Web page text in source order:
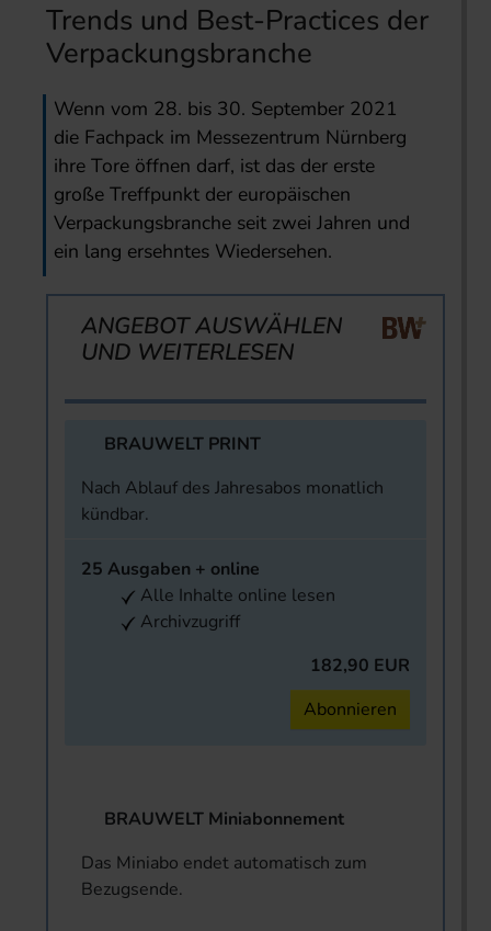
Trends und Best-Practices der
Verpackungsbranche
Wenn vom 28. bis 30. September 2021
die Fachpack im Messezentrum Nürnberg
ihre Tore öffnen darf, ist das der erste
große Treffpunkt der europäischen
Verpackungsbranche seit zwei Jahren und
ein lang ersehntes Wiedersehen.
ANGEBOT AUSWÄHLEN
UND WEITERLESEN
BRAUWELT PRINT
Nach Ablauf des Jahresabos monatlich
kündbar.
25 Ausgaben + online
Alle Inhalte online lesen
Archivzugriff
182,90 EUR
Abonnieren
BRAUWELT Miniabonnement
Das Miniabo endet automatisch zum
Bezugsende.